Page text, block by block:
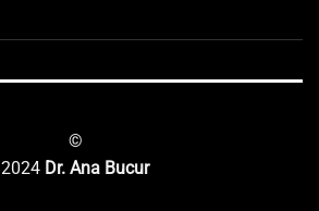
©
2024 Dr. Ana Bucur